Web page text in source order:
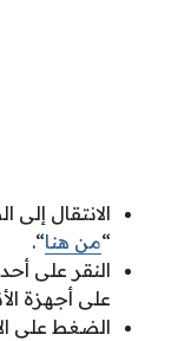
الانتقال
“من هنا“.
النقر على
على أجهزة
الضغط على